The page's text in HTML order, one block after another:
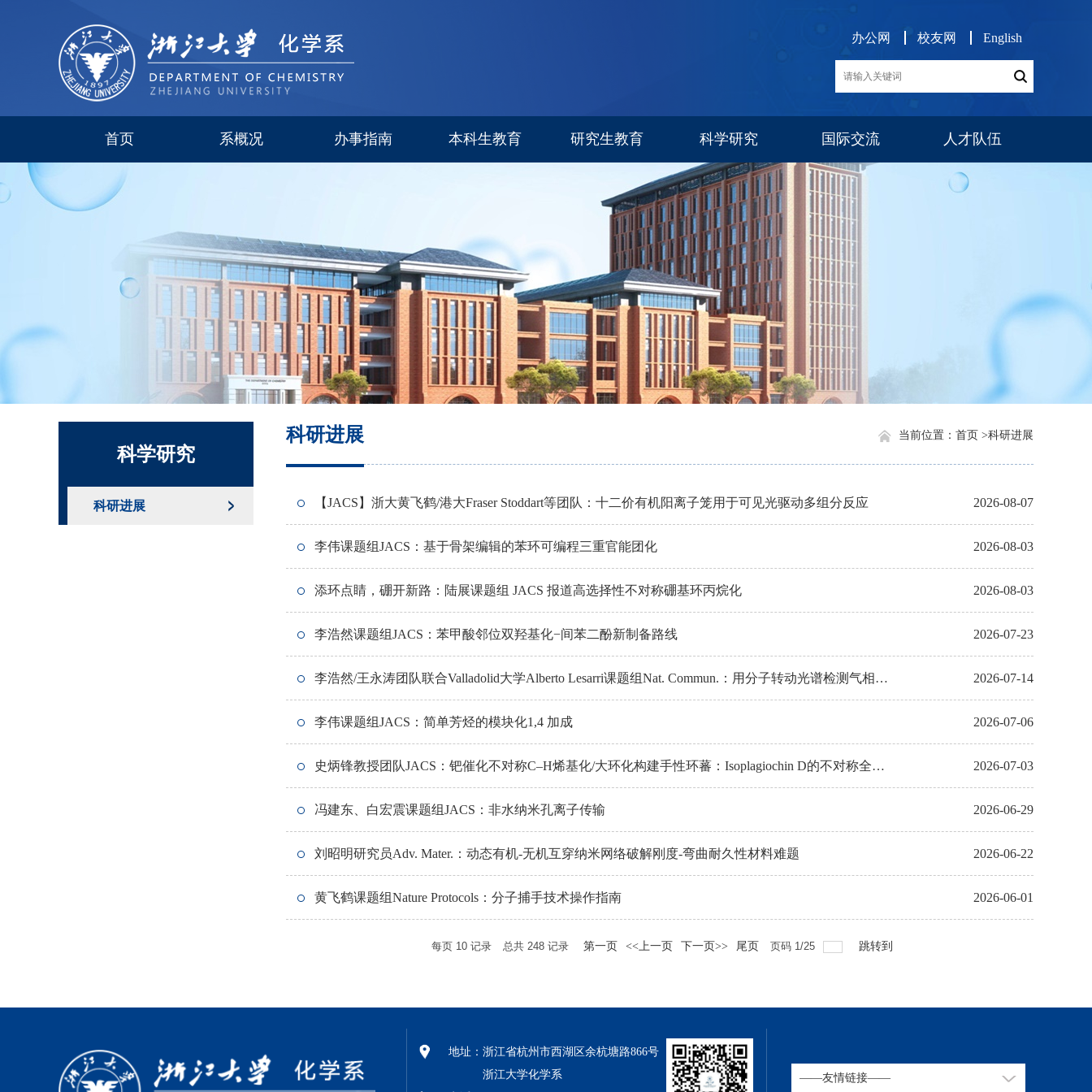
办公网 校友网 English
首页 系概况
研究所
委员会
历史沿革
化学系标识
办事指南 本科生教育 研究生教育 科学研究
科研进展
国际交流
交流项目
人才队伍
消息公告
科学研究
科研进展
科研进展 科研进展
首页 >
当前位置：
【JACS】浙大黄飞鹤/港大Fraser Stoddart等团队：十二价有机阳离子笼用于可见光驱动多组分反应 2026-08-07
李伟课题组JACS：基于骨架编辑的苯环可编程三重官能团化 2026-08-03
添环点睛，硼开新路：陆展课题组 JACS 报道高选择性不对称硼基环丙烷化 2026-08-03
李浩然课题组JACS：苯甲酸邻位双羟基化−间苯二酚新制备路线 2026-07-23
李浩然/王永涛团队联合Valladolid大学Alberto Lesarri课题组Nat. Commun.：用分子转动光谱检测气相中
持久自由基对
2026-07-14
李伟课题组JACS：简单芳烃的模块化1,4 加成 2026-07-06
史炳锋教授团队JACS：钯催化不对称C–H烯基化/大环化构建手性环蕃：Isoplagiochin D的不对称全合
成
2026-07-03
冯建东、白宏震课题组JACS：非水纳米孔离子传输 2026-06-29
刘昭明研究员Adv. Mater.：动态有机-无机互穿纳米网络破解刚度-弯曲耐久性材料难题 2026-06-22
黄飞鹤课题组Nature Protocols：分子捕手技术操作指南 2026-06-01
每页 10 记录 总共 248 记录 第一页 <<上一页 下一页>> 尾页 页码 1/25 跳转到
地址：浙江省杭州市西湖区余杭塘路866号
浙江大学化学系